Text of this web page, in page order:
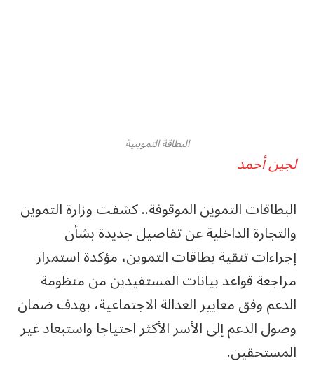
البطاقة التموينية
لجين أحمد
البطاقات التموين الموقوفة.. كشفت وزارة التموين
والتجارة الداخلية عن تفاصيل جديدة بشأن
إجراءات تنقية بطاقات التموين، مؤكدة استمرار
مراجعة قواعد بيانات المستفيدين من منظومة
الدعم وفق معايير العدالة الاجتماعية، بهدف ضمان
وصول الدعم إلى الأسر الأكثر احتياجا واستبعاد غير
المستحقين.